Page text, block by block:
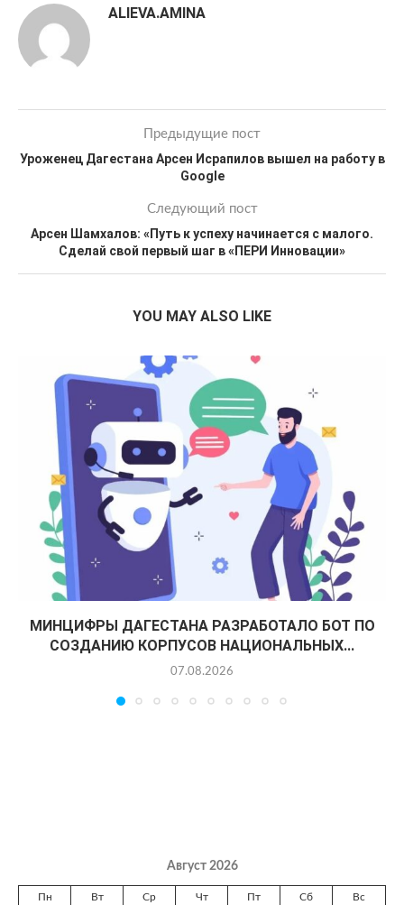
ALIEVA.AMINA
Предыдущие пост
Уроженец Дагестана Арсен Исрапилов вышел на работу в
Google
Следующий пост
Арсен Шамхалов: «Путь к успеху начинается с малого.
Сделай свой первый шаг в «ПЕРИ Инновации»
YOU MAY ALSO LIKE
МИНЦИФРЫ ДАГЕСТАНА РАЗРАБОТАЛО БОТ ПО
СОЗДАНИЮ КОРПУСОВ НАЦИОНАЛЬНЫХ...
07.08.2026
Август 2026
Пн Вт Ср Чт Пт Сб Вс